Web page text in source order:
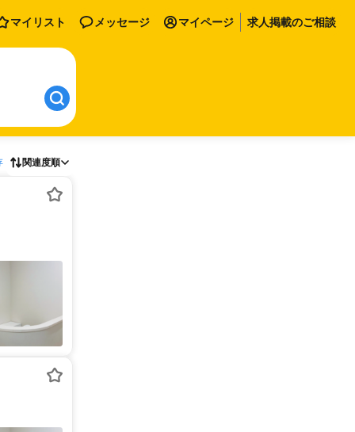
マイリスト メッセージ マイページ 求人掲載のご相談
関連度順